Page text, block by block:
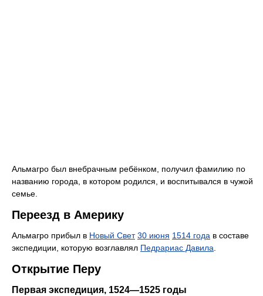
Альмагро был внебрачным ребёнком, получил фамилию по
названию города, в котором родился, и воспитывался в чужой
семье.
Переезд в Америку
Альмагро прибыл в Новый Свет 30 июня 1514 года в составе
экспедиции, которую возглавлял Педрариас Давила
Открытие Перу
Первая экспедиция, 1524—1525 годы